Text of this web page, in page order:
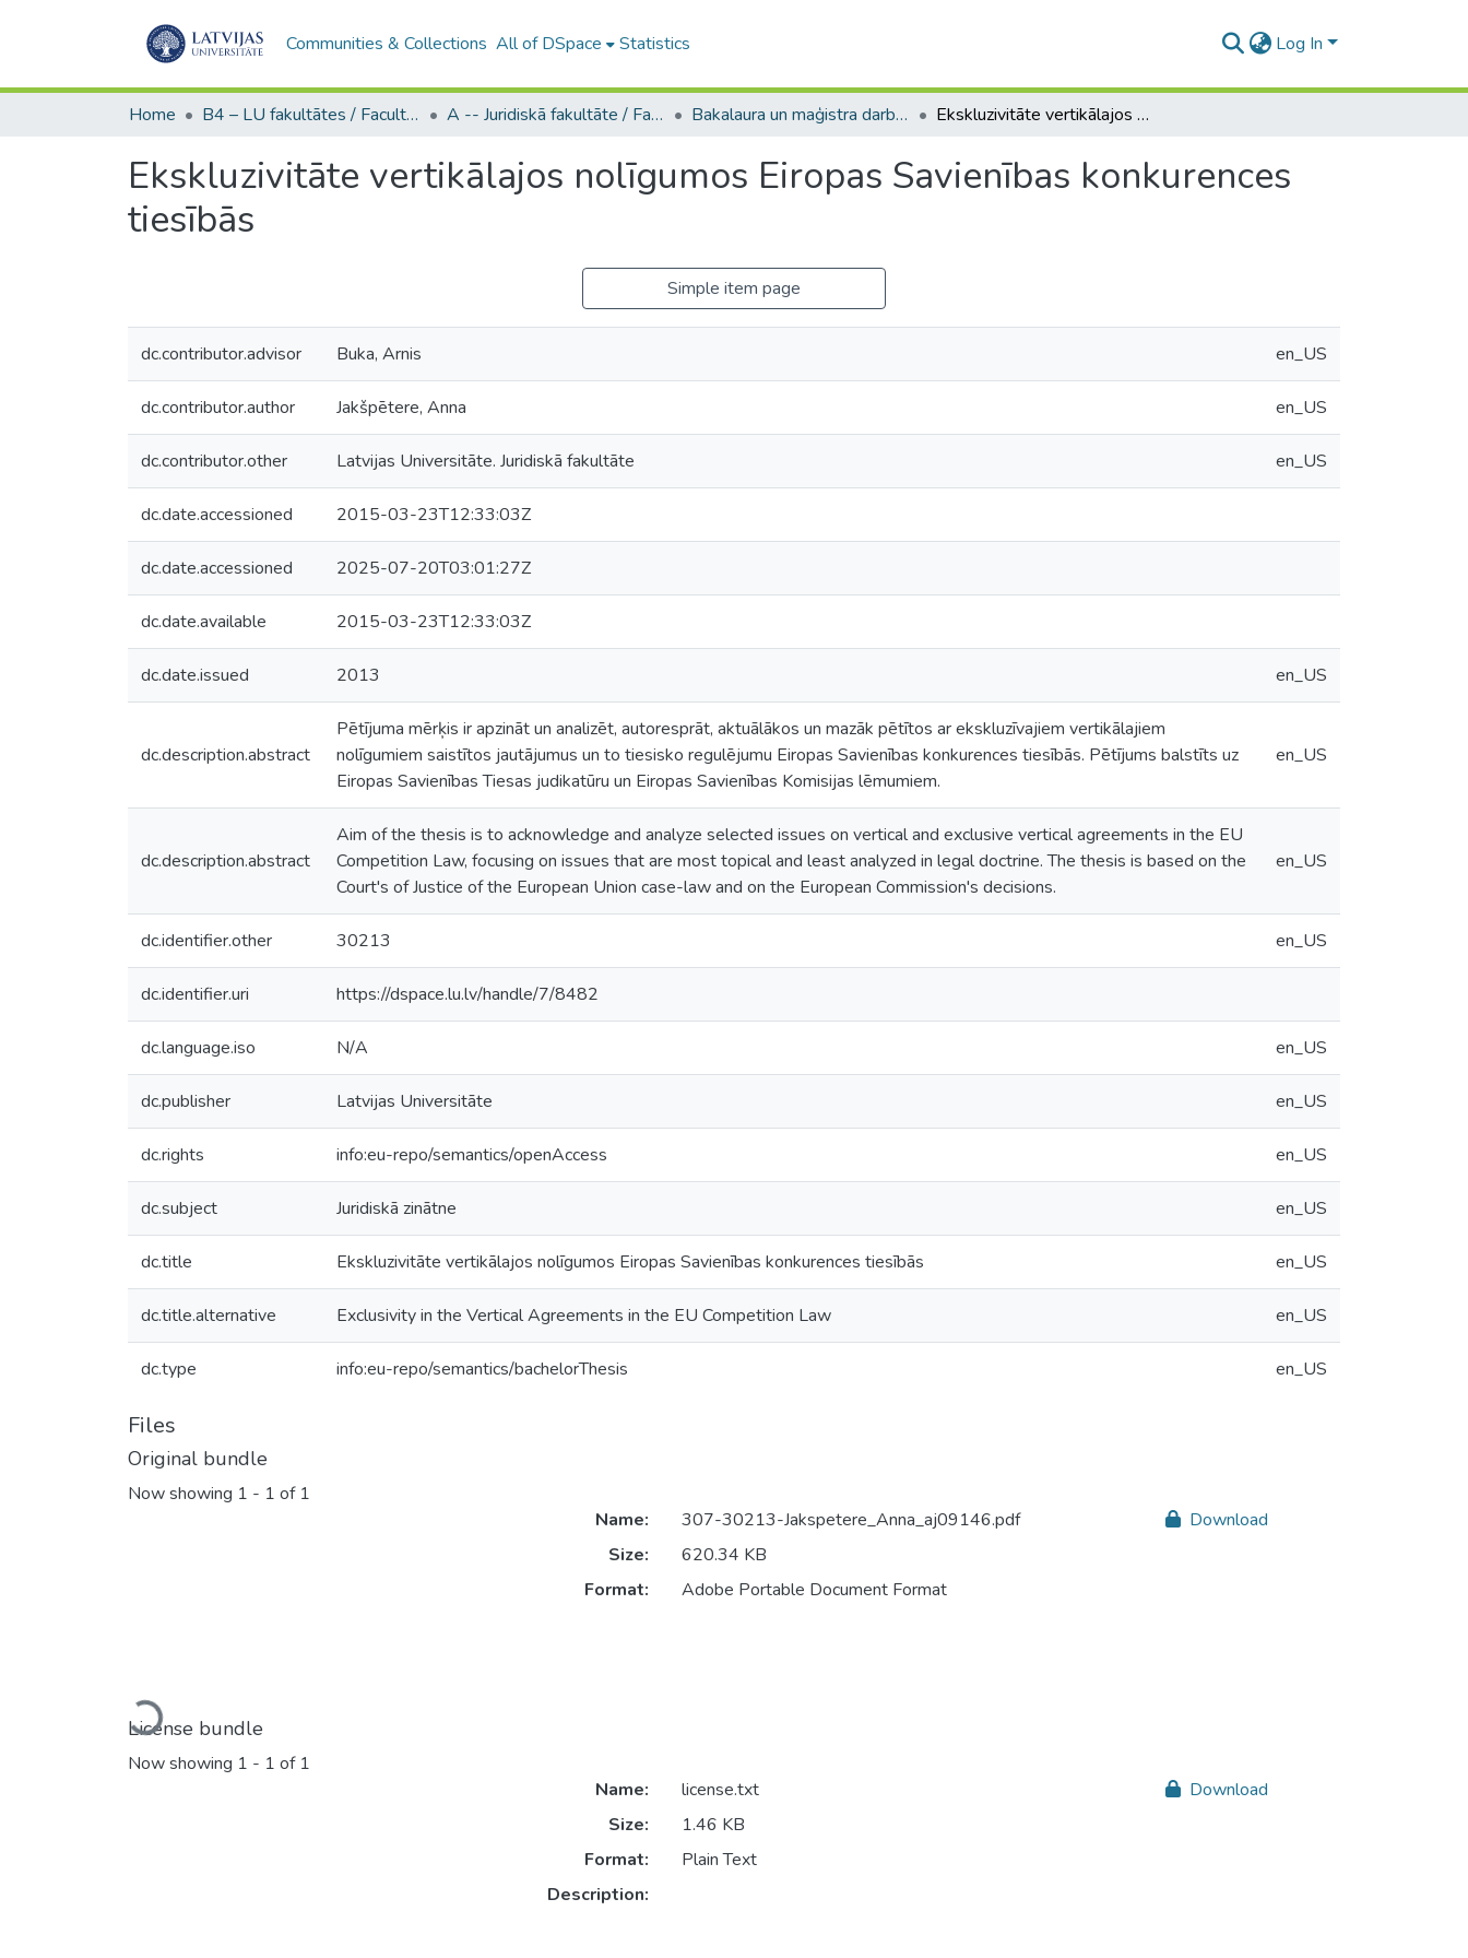
Communities & Collections All of DSpace Statistics Log In
Home B4 – LU fakultātes / Faculties of the UL A -- Juridiskā fakultāte / Faculty of Law Bakalaura un maģistra darbi (JF) / Bachelor's and Master's theses Ekskluzivitāte vertikālajos nolīgumos Eiropas Savienības konkurences tiesībās
Ekskluzivitāte vertikālajos nolīgumos Eiropas Savienības konkurences
tiesībās
Simple item page
dc.contributor.advisor Buka, Arnis en_US
dc.contributor.author Jakšpētere, Anna en_US
dc.contributor.other Latvijas Universitāte. Juridiskā fakultāte en_US
dc.date.accessioned 2015-03-23T12:33:03Z
dc.date.accessioned 2025-07-20T03:01:27Z
dc.date.available 2015-03-23T12:33:03Z
dc.date.issued 2013 en_US
dc.description.abstract
Pētījuma mērķis ir apzināt un analizēt, autoresprāt, aktuālākos un mazāk pētītos ar ekskluzīvajiem vertikālajiem
nolīgumiem saistītos jautājumus un to tiesisko regulējumu Eiropas Savienības konkurences tiesībās. Pētījums balstīts uz
Eiropas Savienības Tiesas judikatūru un Eiropas Savienības Komisijas lēmumiem.
en_US
dc.description.abstract
Aim of the thesis is to acknowledge and analyze selected issues on vertical and exclusive vertical agreements in the EU
Competition Law, focusing on issues that are most topical and least analyzed in legal doctrine. The thesis is based on the
Court's of Justice of the European Union case-law and on the European Commission's decisions.
en_US
dc.identifier.other 30213 en_US
dc.identifier.uri https://dspace.lu.lv/handle/7/8482
dc.language.iso N/A en_US
dc.publisher Latvijas Universitāte en_US
dc.rights info:eu-repo/semantics/openAccess en_US
dc.subject Juridiskā zinātne en_US
dc.title Ekskluzivitāte vertikālajos nolīgumos Eiropas Savienības konkurences tiesībās en_US
dc.title.alternative Exclusivity in the Vertical Agreements in the EU Competition Law en_US
dc.type info:eu-repo/semantics/bachelorThesis en_US
Files
Original bundle
Now showing 1 - 1 of 1
Loading...
Name:
307-30213-Jakspetere_Anna_aj09146.pdf
Size:
620.34 KB
Format:
Adobe Portable Document Format
Download
License bundle
Now showing 1 - 1 of 1
Name:
license.txt
Size:
1.46 KB
Format:
Plain Text
Description:
Download